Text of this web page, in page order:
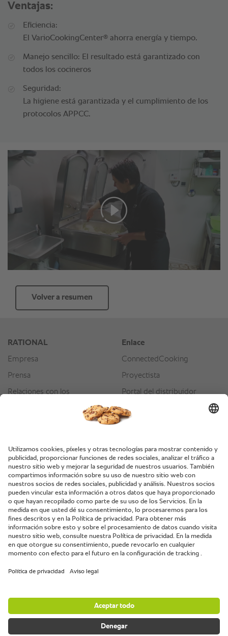
Ventajas:
Eficiencia:
El VarioCookingCenter® ahorra energía y tiempo.
Manejo sencillo: El resultado está garantizado con
todos los cocineros
Seguridad:
La higiene está garantizada y el cumplimiento de los
protocolos APPCC.
Volver a resumen